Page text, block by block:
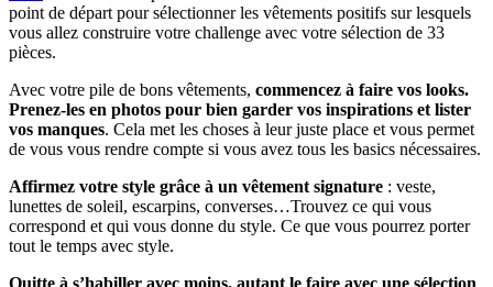
point de départ pour sélectionner les vêtements positifs sur lesquels
vous allez construire votre challenge avec votre sélection de 33
pièces.
Avec votre pile de bons vêtements, commencez à faire vos looks.
Prenez-les en photos pour bien garder vos inspirations et lister
vos manques. Cela met les choses à leur juste place et vous permet
de vous vous rendre compte si vous avez tous les basics nécessaires.
Affirmez votre style grâce à un vêtement signature : veste,
lunettes de soleil, escarpins, converses…Trouvez ce qui vous
correspond et qui vous donne du style. Ce que vous pourrez porter
tout le temps avec style.
Quitte à s’habiller avec moins, autant le faire avec une sélection